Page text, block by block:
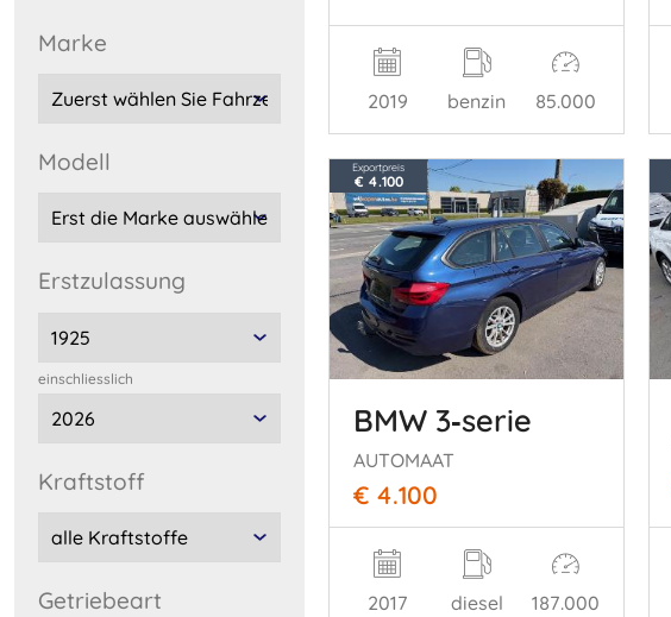
marke
Modell
Erstzulassung
einschliesslich
Kraftstoff
Getriebeart
2019 benzin 85.000
Exportpreis
€ 4.100
BMW 3‑serie
AUTOMAAT
€ 4.100
2017 diesel 187.000